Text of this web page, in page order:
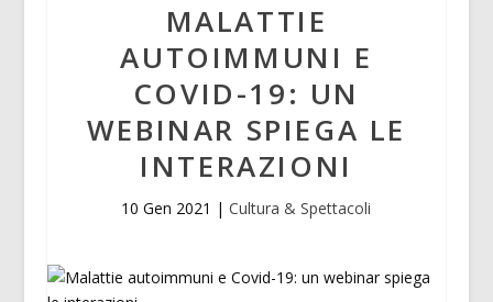
MALATTIE
AUTOIMMUNI E
COVID-19: UN
WEBINAR SPIEGA LE
INTERAZIONI
10 Gen 2021 |Cultura & Spettacoli